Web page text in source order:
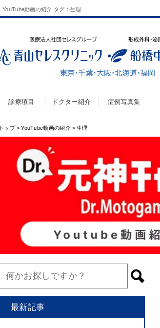
YouTube動画の紹介 タグ：生理
診療項目 ドクター紹介 症例写真集
トップ > YouTube動画の紹介 > 生理
最新記事